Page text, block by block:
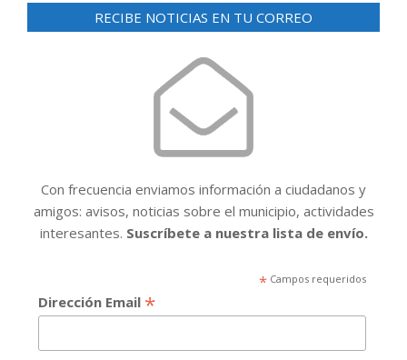
entradasRECIBE NOTICIAS EN TU CORREO
Con frecuencia enviamos información a ciudadanos y
amigos: avisos, noticias sobre el municipio, actividades
interesantes. Suscríbete a nuestra lista de envío.
*Campos requeridos
Dirección Email *